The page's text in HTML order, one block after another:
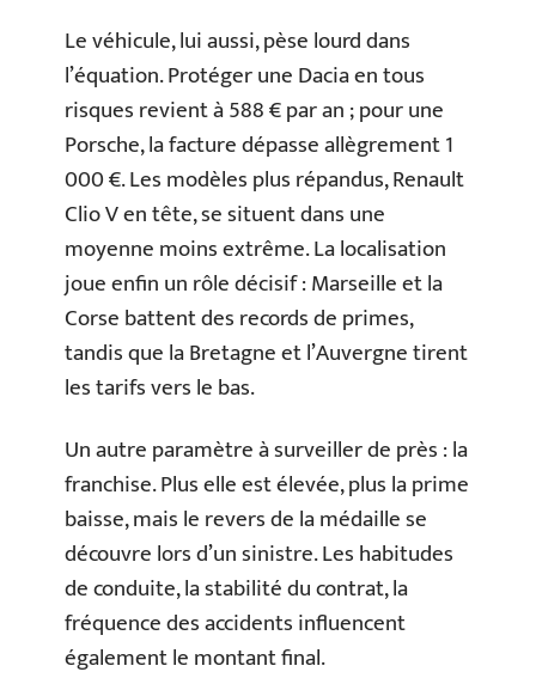
Le véhicule, lui aussi, pèse lourd dans
l’équation. Protéger une Dacia en tous
risques revient à 588 € par an ; pour une
Porsche, la facture dépasse allègrement 1
000 €. Les modèles plus répandus, Renault
Clio V en tête, se situent dans une
moyenne moins extrême. La localisation
joue enfin un rôle décisif : Marseille et la
Corse battent des records de primes,
tandis que la Bretagne et l’Auvergne tirent
les tarifs vers le bas.
Un autre paramètre à surveiller de près : la
franchise. Plus elle est élevée, plus la prime
baisse, mais le revers de la médaille se
découvre lors d’un sinistre. Les habitudes
de conduite, la stabilité du contrat, la
fréquence des accidents influencent
également le montant final.